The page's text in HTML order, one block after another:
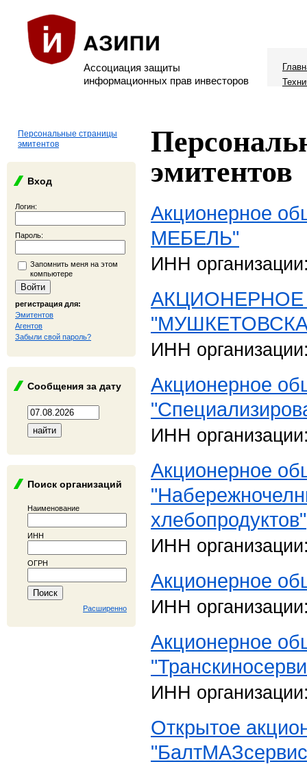
Ассоциация защиты
информационных прав инвесторов
Персональные страницы
эмитентов
Вход
Логин:
Пароль:
Запомнить меня на этом
компьютере
регистрация для:
Эмитентов
Агентов
Забыли свой пароль?
Сообщения за дату
Поиск организаций
Наименование
ИНН
ОГРН
Расширенно
эмитентов
Акционерное
МЕБЕЛЬ"
ИНН
ИНН
Акционерное
ИНН
Акционерное
хлебопродуктов"
ИНН
Акционерное
ИНН
Акционерное
ИНН
Открытое